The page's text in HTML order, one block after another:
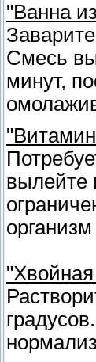
"Ванна
Смесь
минут,
вылейте